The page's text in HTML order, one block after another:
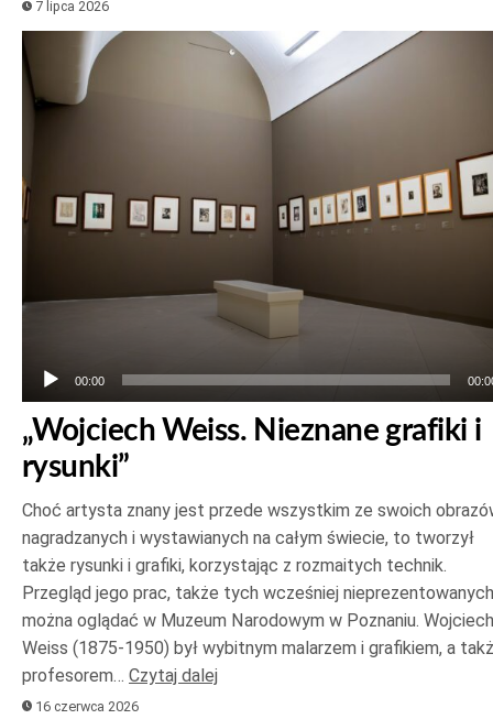
7 lipca 2026
Odtwarzacz
plików
dźwiękowych
00:00
„Wojciech Weiss. Nieznane grafiki i
rysunki”
Choć artysta znany jest przede wszystkim ze swoich
nagradzanych i wystawianych na całym świecie, to tworzył
także rysunki i grafiki, korzystając z rozmaitych technik.
Przegląd jego prac, także tych wcześniej
można oglądać w Muzeum Narodowym w Poznaniu. Wojciech
Weiss (1875-1950) był wybitnym malarzem i grafikiem, a
profesorem… Czytaj dalej
16 czerwca 2026